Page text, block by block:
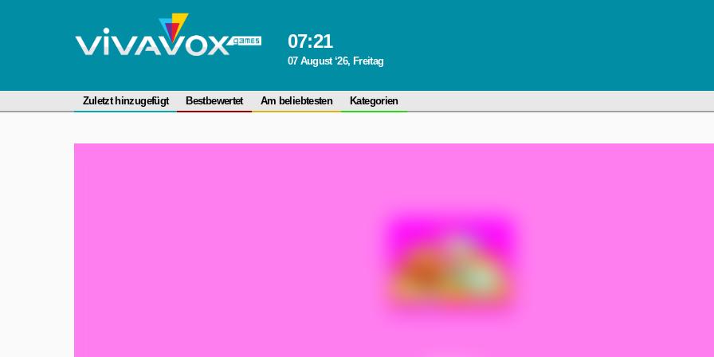
07:21
07 August ‘26, Freitag
Zuletzt hinzugefügt Bestbewertet Am beliebtesten Kategorien